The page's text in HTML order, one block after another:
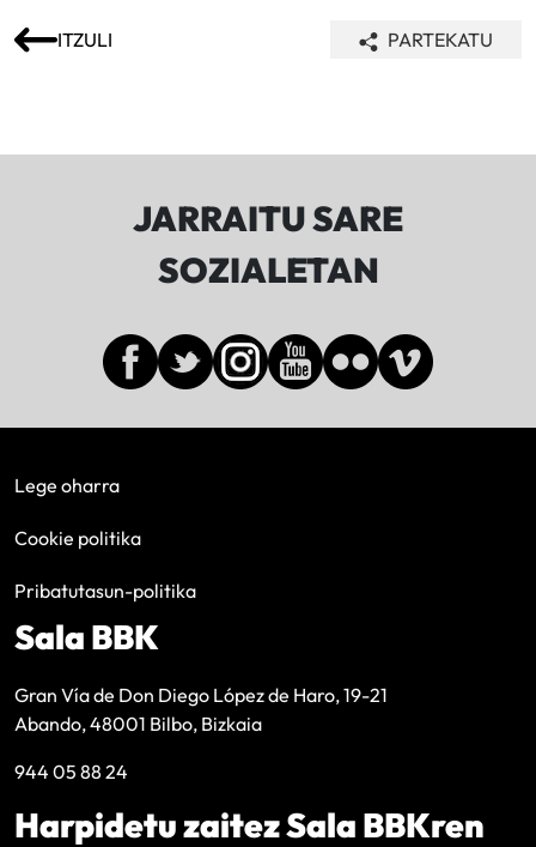
ITZULI PARTEKATU
JARRAITU SARE
SOZIALETAN
Lege oharra
Cookie politika
Pribatutasun-politika
Sala BBK
Gran Vía de Don Diego López de Haro, 19-21
Abando, 48001 Bilbo, Bizkaia
944 05 88 24
Harpidetu zaitez Sala BBKren